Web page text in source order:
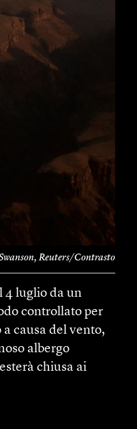
Reuters/Contrasto
4 luglio da un
controllato per
causa del vento,
albergo
chiusa ai